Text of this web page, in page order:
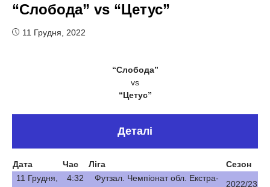
“Слобода” vs “Цетус”
11 Грудня, 2022
“Слобода”
vs
“Цетус”
Деталі
Дата Час Ліга
Сезон
11 Грудня,
4:32
Футзал. Чемпіонат обл. Екстра-
2022/23